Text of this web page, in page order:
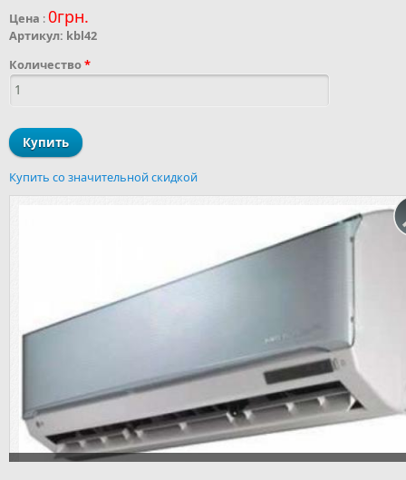
Цена :0грн.
Артикул: kbl42
Количество*
Купить со значительной скидкой